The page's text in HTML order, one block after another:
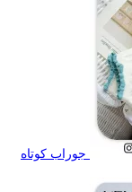
جوراب کوتاه